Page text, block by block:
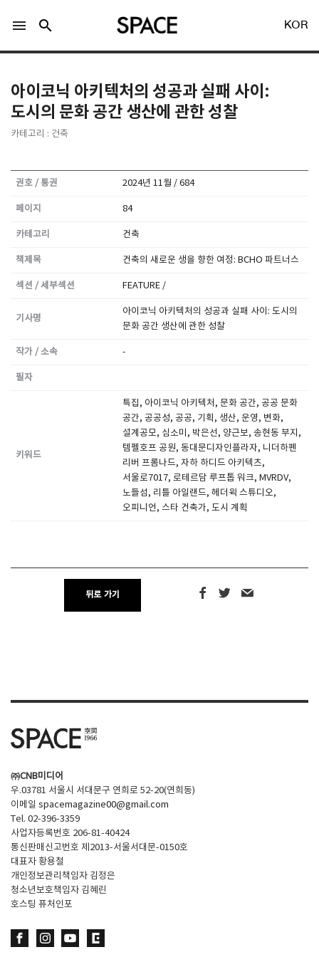
Facebook 로그인
Naver 로그인
공지사항
menu search KOR
아이코닉 아키텍처의 성공과 실패 사이:
도시의 문화 공간 생산에 관한 성찰
카테고리 : 건축
권호 / 통권 2024년 11월 / 684
페이지 84
카테고리 건축
책제목 건축의 새로운 생을 향한 여정: BCHO 파트너스
섹션 / 세부섹션 FEATURE /
기사명
아이코닉 아키텍처의 성공과 실패 사이: 도시의
문화 공간 생산에 관한 성찰
작가 / 소속 -
필자
키워드
특집, 아이코닉 아키텍처, 문화 공간, 공공 문화
공간, 공공성, 공공, 기획, 생산, 운영, 변화,
설계공모, 심소미, 박은선, 양근보, 송현동 부지,
템펠호프 공원, 동대문디자인플라자, 니더하펜
리버 프롬나드, 자하 하디드 아키텍츠,
서울로7017, 로테르담 루프톱 워크, MVRDV,
노들섬, 리틀 아일랜드, 헤더윅 스튜디오,
오피니언, 스타 건축가, 도시 계획
뒤로 가기
㈜CNB미디어
우.03781 서울시 서대문구 연희로 52-20(연희동)
이메일 spacemagazine00@gmail.com
Tel. 02-396-3359
사업자등록번호 206-81-40424
통신판매신고번호 제2013-서울서대문-0150호
대표자 황용철
개인정보관리책임자 김정은
청소년보호책임자 김혜린
호스팅 퓨처인포